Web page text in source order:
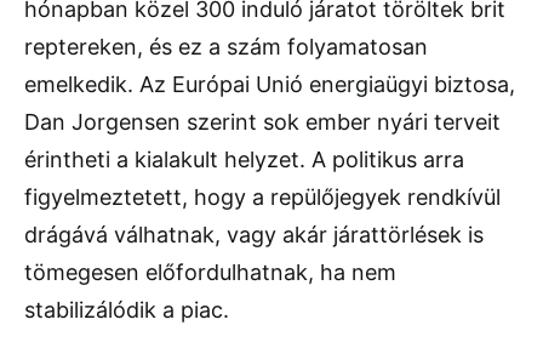
hónapban közel 300 induló járatot töröltek brit
reptereken, és ez a szám folyamatosan
emelkedik. Az Európai Unió energiaügyi biztosa,
Dan Jorgensen szerint sok ember nyári terveit
érintheti a kialakult helyzet. A politikus arra
figyelmeztetett, hogy a repülőjegyek rendkívül
drágává válhatnak, vagy akár járattörlések is
tömegesen előfordulhatnak, ha nem
stabilizálódik a piac.